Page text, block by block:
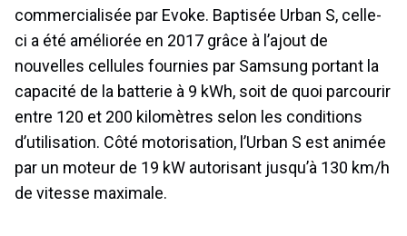
commercialisée par Evoke. Baptisée Urban S, celle-
ci a été améliorée en 2017 grâce à l’ajout de
nouvelles cellules fournies par Samsung portant la
capacité de la batterie à 9 kWh, soit de quoi parcourir
entre 120 et 200 kilomètres selon les conditions
d’utilisation. Côté motorisation, l’Urban S est animée
par un moteur de 19 kW autorisant jusqu’à 130 km/h
de vitesse maximale.